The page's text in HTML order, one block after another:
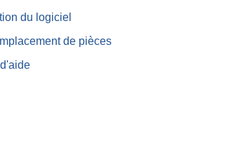
du logiciel
de pièces